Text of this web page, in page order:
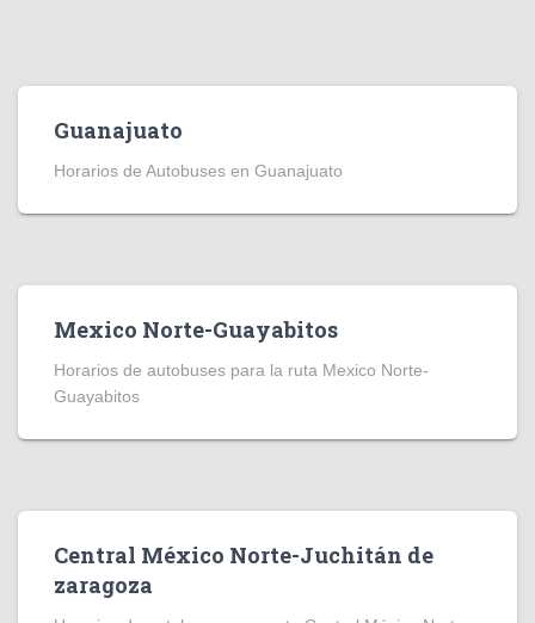
Guanajuato
Horarios de Autobuses en Guanajuato
Mexico Norte-Guayabitos
Horarios de autobuses para la ruta Mexico Norte-
Guayabitos
Central México Norte-Juchitán de
zaragoza